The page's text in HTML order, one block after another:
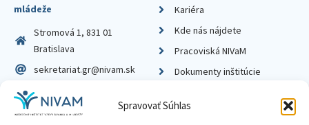
Spravovať Súhlas
mládeže
Stromová 1, 831 01
Bratislava
sekretariat.gr@nivam.sk
IČO: 00164348
DIČ: 2020798714
Kariéra
Kde nás nájdete
Pracoviská NIVaM
Dokumenty inštitúcie